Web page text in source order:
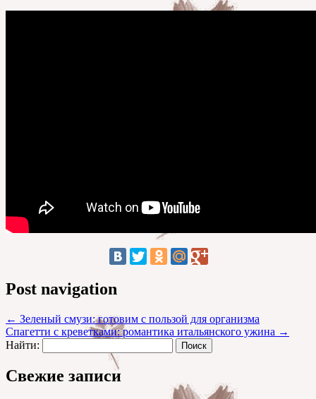
Post navigation
← Зеленый смузи: готовим с пользой для организма
Спагетти с креветками: романтика итальянского ужина →
Найти:
Свежие записи